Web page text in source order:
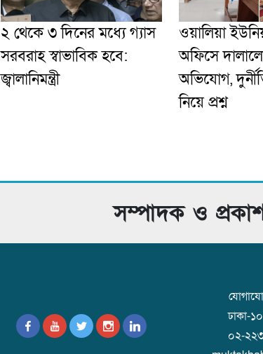
২ থেকে ৩ দিনের মধ্যে গ্যাস
সরবরাহ স্বাভাবিক হবে:
জ্বালানিমন্ত্রী
ওয়ালিয়া
অফিসে
অভিযোগ,
নিয়ে প্রশ্ন
সম্পাদক ও
ঢাকা-
০২-